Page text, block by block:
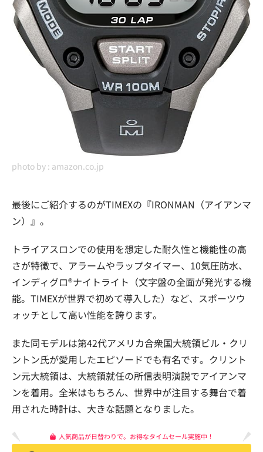
photo by : amazon.co.jp
最後にご紹介するのがTIMEXの『IRONMAN（アイアンマ
ン）』。
トライアスロンでの使用を想定した耐久性と機能性の高
さが特徴で、アラームやラップタイマー、10気圧防水、
インディグロ®ナイトライト（文字盤の全面が発光する機
能。TIMEXが世界で初めて導入した）など、スポーツウ
ォッチとして高い性能を誇ります。
また同モデルは第42代アメリカ合衆国大統領ビル・クリ
ントン氏が愛用したエピソードでも有名です。クリント
ン元大統領は、大統領就任の所信表明演説でアイアンマ
ンを着用。全米はもちろん、世界中が注目する舞台で着
用された時計は、大きな話題となりました。
人気商品が日替わりで。お得なタイムセール実施中！